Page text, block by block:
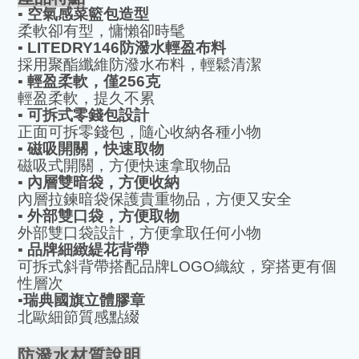
▪️ 空氣感菜籃包造型
柔軟卻有型，慵懶卻時髦
▪️ LITEDRY146防潑水輕盈布料
採用聚酯纖維防潑水布料，輕鬆清潔
▪️ 輕盈柔軟，僅256克
輕盈柔軟，提久不累
▪️ 可拆式零錢包設計
正面可拆零錢包，隨心收納各種小物
▪️ 磁吸開關，快速取物
磁吸式開關，方便快速拿取物品
▪️ 內層雙暗袋，方便收納
內層拉鍊暗袋保護貴重物品，方便又安全
▪️ 外部雙口袋，方便取物
外部雙口袋設計，方便拿取任何小物
▪️ 品牌細緻緹花背帶
可拆式斜背帶搭配品牌LOGO織紋，穿搭更有個
性層次
▪️瑞典國旗立體膠章
北歐細節質感點綴